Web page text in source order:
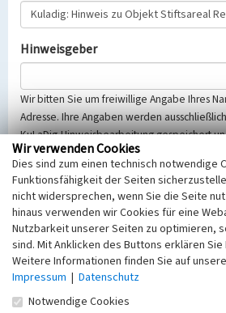
Hinweisgeber
Wir bitten Sie um freiwillige Angabe Ihres
Adresse. Ihre Angaben werden
KuLaDig-Hinweisbearbeitung gespeichert
Selbstverständlich werden diese
Telemediengesetzes, des
dem 25.05.2018 gültigen Europäischen
(EU-DSGVO) vertraulich behandelt,
Hinweise zumDatenschutz
Nachricht
Wir verwenden Cookies
Dies sind zum einen technisch notwendige
Funktionsfähigkeit der Seiten
nicht widersprechen, wenn Sie die Seite
hinaus verwenden wir Cookies für eine
Nutzbarkeit unserer Seiten zu optimieren,
sind. Mit Anklicken des Buttons erklären Sie
Weitere Informationen finden Sie auf
Impressum | Datenschutz
Notwendige Cookies